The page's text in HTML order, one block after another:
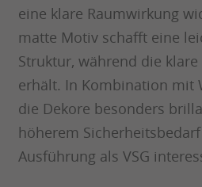
eine klare Raumwirkung
matte Motiv schafft eine
Struktur, während die
erhält. In Kombination mit
die Dekore besonders
höherem
Ausführung als VSG